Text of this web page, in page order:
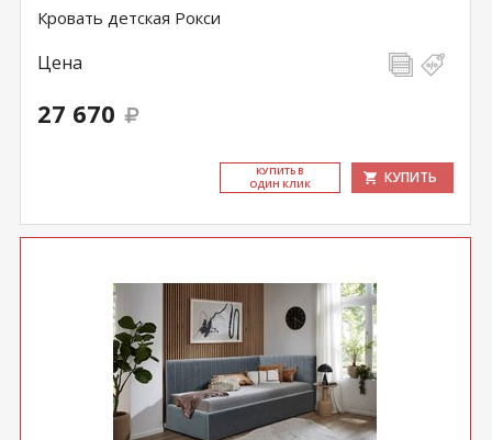
Кровать детская Рокси
Цена
27 670
КУ­ПИТЬ В
ОДИН КЛИК
КУПИТЬ